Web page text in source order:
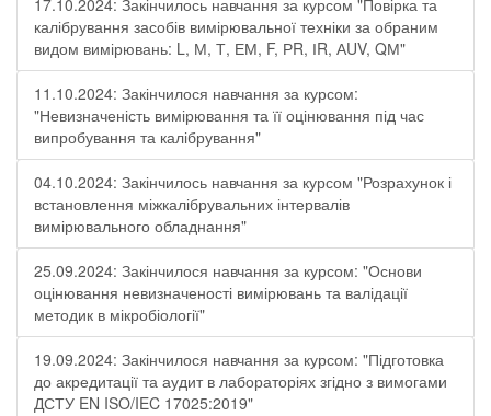
17.10.2024: Закінчилось навчання за курсом "Повірка та
калібрування засобів вимірювальної техніки за обраним
видом вимірювань: L, М, Т, ЕМ, F, РR, ІR, АUV, QМ"
11.10.2024: Закінчилося навчання за курсом:
"Невизначеність вимірювання та її оцінювання під час
випробування та калібрування"
04.10.2024: Закінчилось навчання за курсом "Розрахунок і
встановлення міжкалібрувальних інтервалів
вимірювального обладнання"
25.09.2024: Закінчилося навчання за курсом: "Основи
оцінювання невизначеності вимірювань та валідації
методик в мікробіології"
19.09.2024: Закінчилося навчання за курсом: "Підготовка
до акредитації та аудит в лабораторіях згідно з вимогами
ДСТУ EN ISO/IEC 17025:2019"